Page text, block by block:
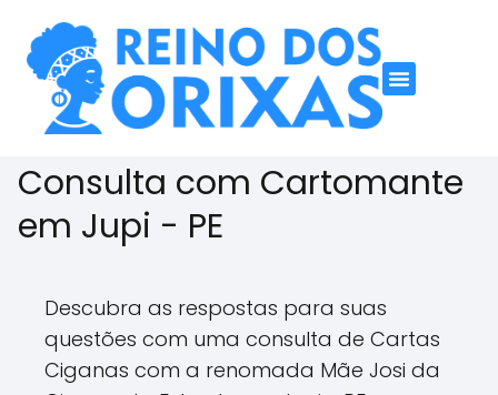
Consulta com Cartomante
em Jupi - PE
Descubra as respostas para suas
questões com uma consulta de Cartas
Ciganas com a renomada Mãe Josi da